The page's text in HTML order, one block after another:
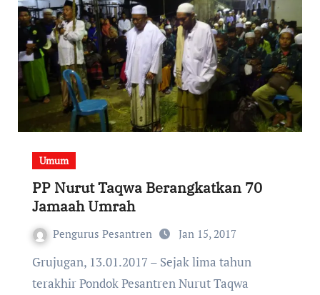
Umum
PP Nurut Taqwa Berangkatkan 70
Jamaah Umrah
Pengurus Pesantren Jan 15, 2017
Grujugan, 13.01.2017 – Sejak lima tahun
terakhir Pondok Pesantren Nurut Taqwa